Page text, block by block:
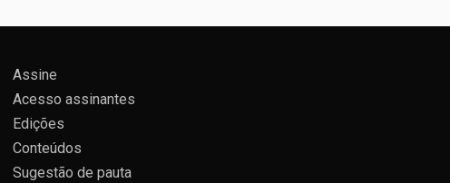
Assine
Acesso assinantes
Edições
Conteúdos
Sugestão de pauta